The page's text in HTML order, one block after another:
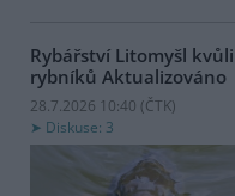
Rybářství Litomyšl
rybníků Aktualizováno
28.7.2026 10:40 (ČTK)
Diskuse: 3